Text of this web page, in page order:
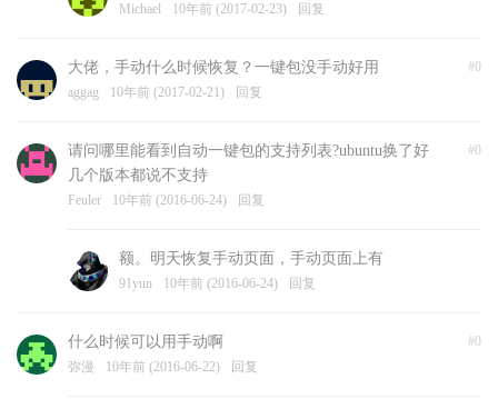
Michael 10年前 (2017-02-23) 回复
#0
大佬，手动什么时候恢复？一键包没手动好用
aggag 10年前 (2017-02-21) 回复
#0
请问哪里能看到自动一键包的支持列表?ubuntu换了好
几个版本都说不支持
Feuler 10年前 (2016-06-24) 回复
额。明天恢复手动页面，手动页面上有
91yun 10年前 (2016-06-24) 回复
#0
什么时候可以用手动啊
弥漫 10年前 (2016-06-22) 回复